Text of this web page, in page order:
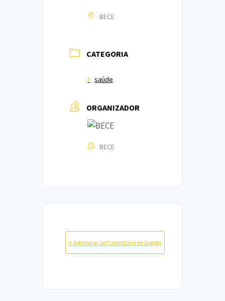
BECE
CATEGORIA
saúde
ORGANIZADOR
BECE
+ Adicionar ao Calendário do Google